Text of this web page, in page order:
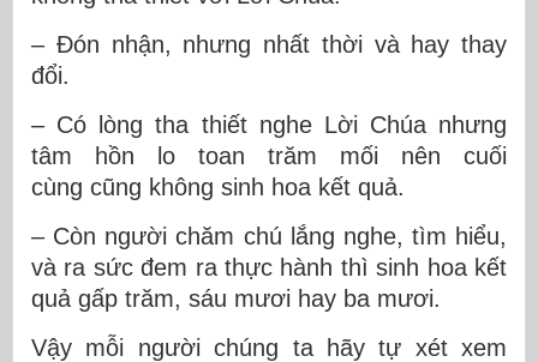
– Đón nhận, nhưng nhất thời và hay thay
đổi.
– Có lòng tha thiết nghe Lời Chúa nhưng
tâm hồn lo toan trăm mối nên cuối
cùng cũng không sinh hoa kết quả.
– Còn người chăm chú lắng nghe, tìm hiểu,
và ra sức đem ra thực hành thì sinh hoa kết
quả gấp trăm, sáu mươi hay ba mươi.
Vậy mỗi người chúng ta hãy tự xét xem